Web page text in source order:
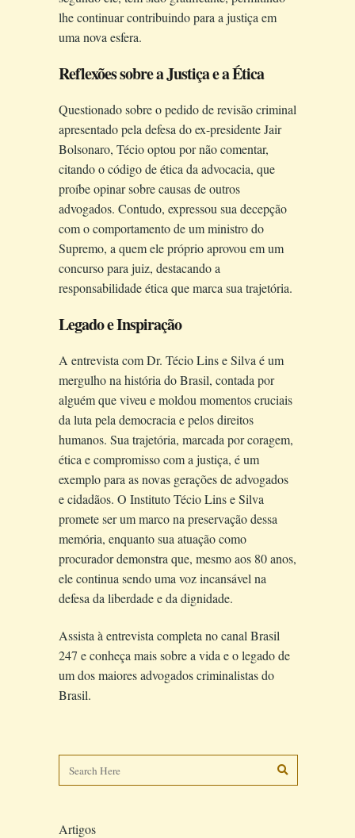
lhe continuar contribuindo para a justiça em
uma nova esfera.
Reflexões sobre a Justiça e a Ética
Questionado sobre o pedido de revisão criminal
apresentado pela defesa do ex-presidente Jair
Bolsonaro, Técio optou por não comentar,
citando o código de ética da advocacia, que
proíbe opinar sobre causas de outros
advogados. Contudo, expressou sua decepção
com o comportamento de um ministro do
Supremo, a quem ele próprio aprovou em um
concurso para juiz, destacando a
responsabilidade ética que marca sua trajetória.
Legado e Inspiração
A entrevista com Dr. Técio Lins e Silva é um
mergulho na história do Brasil, contada por
alguém que viveu e moldou momentos cruciais
da luta pela democracia e pelos direitos
humanos. Sua trajetória, marcada por coragem,
ética e compromisso com a justiça, é um
exemplo para as novas gerações de advogados
e cidadãos. O Instituto Técio Lins e Silva
promete ser um marco na preservação dessa
memória, enquanto sua atuação como
procurador demonstra que, mesmo aos 80 anos,
ele continua sendo uma voz incansável na
defesa da liberdade e da dignidade.
Assista à entrevista completa no canal Brasil
247 e conheça mais sobre a vida e o legado de
um dos maiores advogados criminalistas do
Brasil.
Artigos